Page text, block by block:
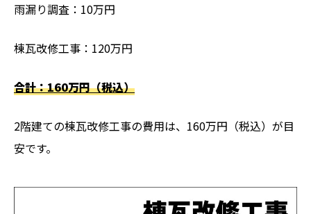
雨漏り調査：10万円
棟瓦改修工事：120万円
合計：160万円（税込）
2階建ての棟瓦改修工事の費用は、160万円（税込）が目
安です。